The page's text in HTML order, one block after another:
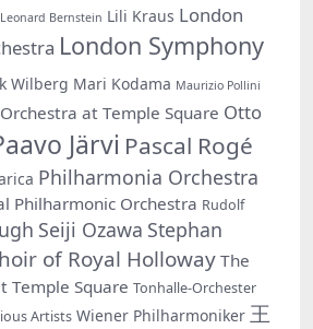
Leonard Bernstein Lili Kraus London
London Symphony
Wilberg Mari Kodama Maurizio Pollini
Orchestra at Temple Square Otto
Järvi Pascal Rogé
Philharmonia Orchestra
Philharmonic Orchestra Rudolf
Seiji Ozawa Stephan
of Royal Holloway The
Temple Square Tonhalle-Orchester
Artists Wiener Philharmoniker 王